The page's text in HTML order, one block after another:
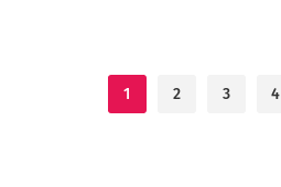
1 2 3 4